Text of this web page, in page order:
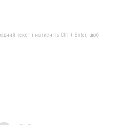
текст і натисніть Ctrl + Enter, щоб